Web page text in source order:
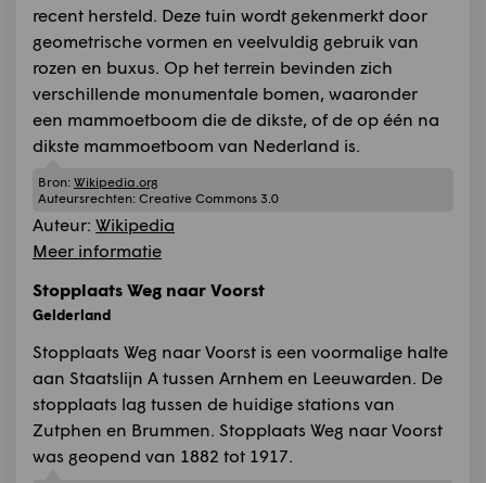
recent hersteld. Deze tuin wordt gekenmerkt door
geometrische vormen en veelvuldig gebruik van
rozen en buxus. Op het terrein bevinden zich
verschillende monumentale bomen, waaronder
een mammoetboom die de dikste, of de op één na
dikste mammoetboom van Nederland is.
Bron: Wikipedia.org
Auteursrechten: Creative Commons 3.0
Auteur: Wikipedia
Meer informatie
Stopplaats Weg naar Voorst
Gelderland
Stopplaats Weg naar Voorst is een voormalige halte
aan Staatslijn A tussen Arnhem en Leeuwarden. De
stopplaats lag tussen de huidige stations van
Zutphen en Brummen. Stopplaats Weg naar Voorst
was geopend van 1882 tot 1917.